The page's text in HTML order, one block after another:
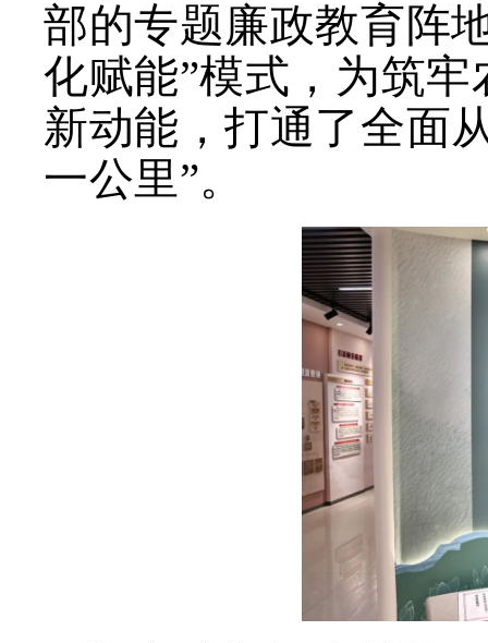
部的专题廉政教育阵
化赋能”模式，为筑
新动能，打通了全面
一公里”。